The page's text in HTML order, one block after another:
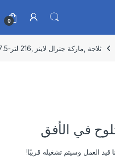
0
ثلاجة ,ماركة جنرال لاينز ,216 لتر-7.5 قدم بابين ,GL216DF
في الأفق
العمل وسيتم تشغيله قريبًا!